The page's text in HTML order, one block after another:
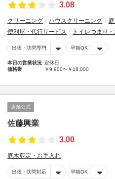
3.08
クリーニング ハウスクリーニング
便利屋・代行サービス
トイレつまり
出張・訪問専門 早朝OK
本日の営業状況 定休日
価格帯
￥9,900〜￥18,000
店舗公式
佐藤興業
3.00
庭木剪定・お手入れ
出張・訪問対応 早朝OK